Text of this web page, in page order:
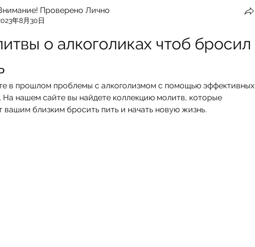
Проверено Лично
年8月30日
о алкоголиках чтоб бросил
в прошлом проблемы с алкоголизмом с помощью эффективных
На нашем сайте вы найдете коллекцию молитв, которые
вашим близким бросить пить и начать новую жизнь.